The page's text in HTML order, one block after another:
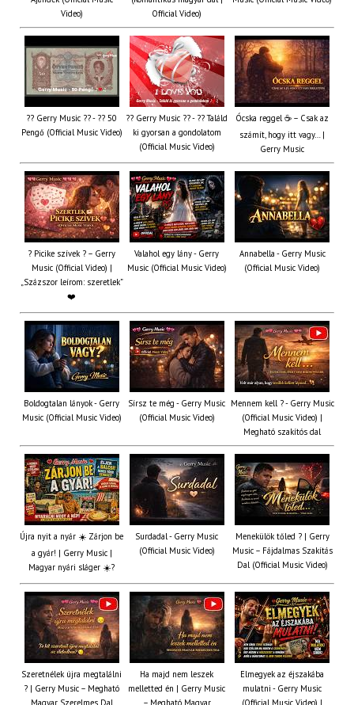
Video)
Official Video)
?? Gerry Music ?? - ?? 50
Pengő (Official Music Video)
?? Gerry Music ?? - ?? Találd
ki gyorsan a gondolatom
(Official Music Video)
Ócska reggel ☕ – Csak az
számít, hogy itt vagy… |
Gerry Music
? Picike szívek ? – Gerry
Music (Official Video) |
„Százszor leírom: szeretlek”
❤️
Valahol egy lány - Gerry
Music (Official Music Video)
Annabella - Gerry Music
(Official Music Video)
Boldogtalan lányok - Gerry
Music (Official Music Video)
Sírsz te még - Gerry Music
(Official Music Video)
Mennem kell ? - Gerry Music
(Official Music Video) |
Megható szakítós dal
Újra nyit a nyár ☀️ Zárjon be
a gyár! | Gerry Music |
Magyar nyári sláger ☀️?
Surdadal - Gerry Music
(Official Music Video)
Menekülök tőled ? | Gerry
Music – Fájdalmas Szakítás
Dal (Official Music Video)
Szeretnélek újra megtalálni
? | Gerry Music – Megható
Ha majd nem leszek
melletted én | Gerry Music
Elmegyek az éjszakába
mulatni - Gerry Music